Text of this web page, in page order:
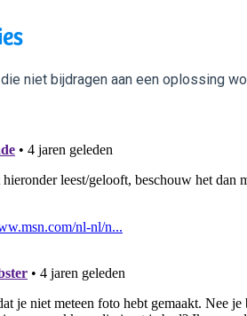
niet bijdragen aan een oplossing